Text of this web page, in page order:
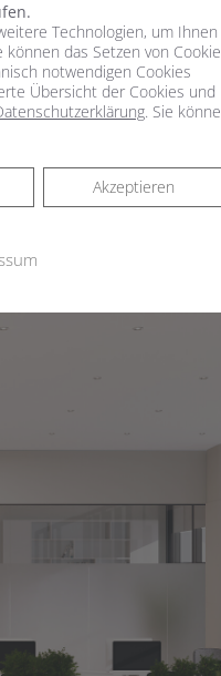
Technologien, um Ihnen
das Setzen von
notwendigen Cookies
Übersicht der Cookies und
. Sie
Akzeptieren